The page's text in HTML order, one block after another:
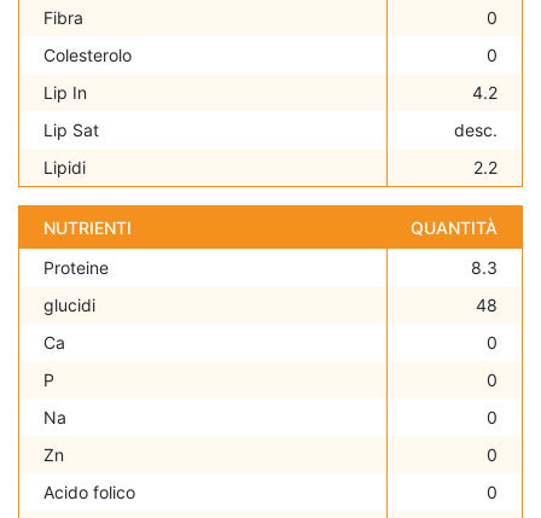
Fibra
0
Colesterolo
0
Lip In
4.2
Lip Sat
desc.
Lipidi
2.2
NUTRIENTI
QUANTITÀ
Proteine
8.3
glucidi
48
Ca
0
P
0
Na
0
Zn
0
Acido folico
0